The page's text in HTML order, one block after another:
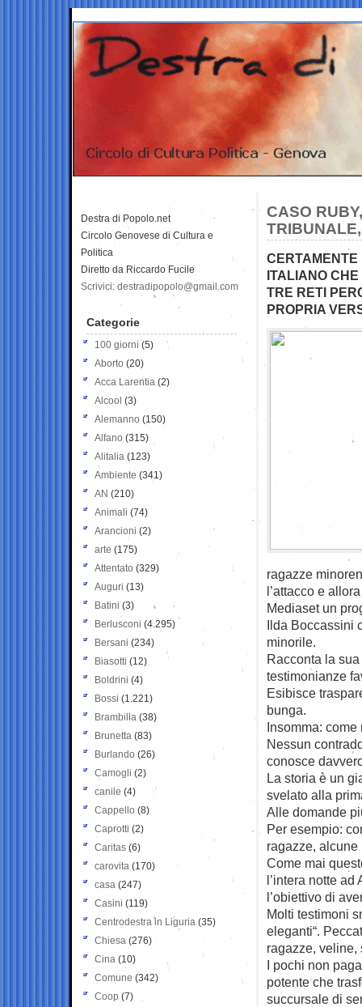
CASO
CERTAMENTE
ITALIANO
TRE RETI
PROPRIA
ragazze
l’attacco e
Mediaset un
Ilda Boccassini
minorile.
Racconta la
testimonianze
Esibisce
bunga.
Insomma: come
Nessun
conosce
La storia è un
svelato alla
Alle domande
Per esempio:
ragazze,
Come mai
l’intera notte ad
l’obiettivo di
Molti testimoni
eleganti“.
ragazze,
I pochi non
potente che
succursale di
Destra di Popolo.net
Circolo Genovese di Cultura e
Politica
Diretto da Riccardo Fucile
Scrivici: destradipopolo@gmail.com
Categorie
100 giorni (5)
Aborto (20)
Acca Larentia (2)
Alcool (3)
Alemanno (150)
Alfano (315)
Alitalia (123)
Ambiente (341)
AN (210)
Animali (74)
Arancioni (2)
arte (175)
Attentato (329)
Auguri (13)
Batini (3)
Berlusconi (4.295)
Bersani (234)
Biasotti (12)
Boldrini (4)
Bossi (1.221)
Brambilla (38)
Brunetta (83)
Burlando (26)
Camogli (2)
canile (4)
Cappello (8)
Caprotti (2)
Caritas (6)
carovita (170)
casa (247)
Casini (119)
Centrodestra in Liguria (35)
Chiesa (276)
Cina (10)
Comune (342)
Coop (7)